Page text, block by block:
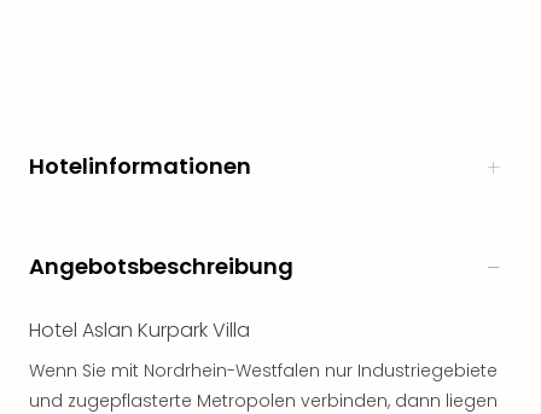
Hotelinformationen
Angebotsbeschreibung
Hotel Aslan Kurpark Villa
Wenn Sie mit Nordrhein-Westfalen nur Industriegebiete
und zugepflasterte Metropolen verbinden, dann liegen